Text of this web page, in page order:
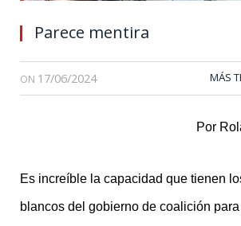
Parece mentira
ON 17/06/2024 MÁS
Por
Es increíble la capacidad que tienen
blancos del gobierno de coalición